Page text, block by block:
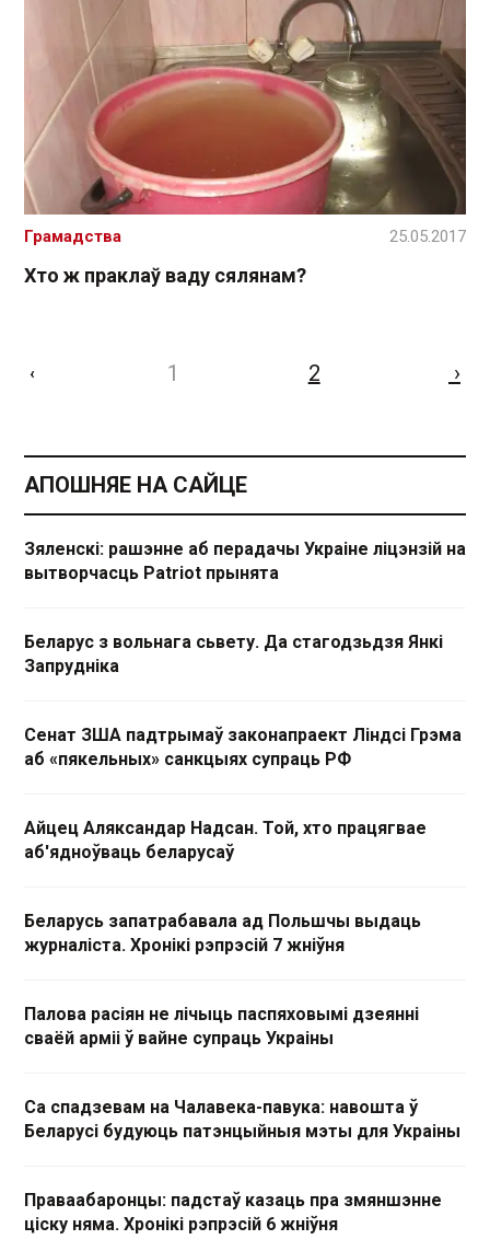
Хто ж праклаў ваду сялянам?
Грамадства 25.05.2017
‹ 1 2 ›
АПОШНЯЕ НА САЙЦЕ
Зяленскі: рашэнне аб перадачы Украіне ліцэнзій на
вытворчасць Patriot прынята
Беларус з вольнага сьвету. Да стагодзьдзя Янкі
Запрудніка
Сенат ЗША падтрымаў законапраект Ліндсі Грэма
аб «пякельных» санкцыях супраць РФ
Айцец Аляксандар Надсан. Той, хто працягвае
аб'ядноўваць беларусаў
Беларусь запатрабавала ад Польшчы выдаць
журналіста. Хронікі рэпрэсій 7 жніўня
Палова расіян не лічыць паспяховымі дзеянні
сваёй арміі ў вайне супраць Украіны
Са спадзевам на Чалавека-павука: навошта ў
Беларусі будуюць патэнцыйныя мэты для Украіны
Праваабаронцы: падстаў казаць пра змяншэнне
ціску няма. Хронікі рэпрэсій 6 жніўня